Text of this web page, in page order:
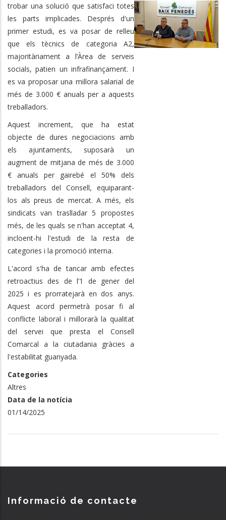
trobar una solució que satisfaci totes
les parts implicades. Després d'un
primer estudi, es va posar de relleu
que els tècnics de categoria A2,
majoritàriament a l’Àrea de serveis
socials, patien un infrafinançament. I
es va proposar una millora salarial de
més de 3.000 € anuals per a aquests
treballadors.
Aquest increment, que ha estat
objecte de dures negociacions amb
els ajuntaments, suposarà un
augment de mitjana de més de 3.000
€ anuals per gairebé el 50% dels
treballadors del Consell, equiparant-
los als preus de mercat. A més, els
sindicats van traslladar 5 propostes
més, de les quals se n'han acceptat 4,
incloent-hi l'estudi de la resta de
categories i la promoció interna.
L'acord s'ha de tancar amb efectes
retroactius des de l’1 de gener del
2025 i es prorratejarà en dos anys.
Aquest acord permetrà posar fi al
conflicte laboral i millorarà la qualitat
del servei que presta el Consell
Comarcal a la ciutadania gràcies a
l'estabilitat guanyada.
Categories
Altres
Data de la notícia
01/14/2025
Informació de contacte